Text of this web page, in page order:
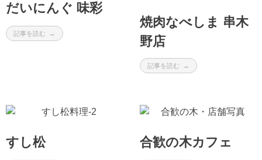
だいにんぐ 味彩
記事を読む
焼肉なべしま 串木
野店
記事を読む
すし松 合歓の木カフェ